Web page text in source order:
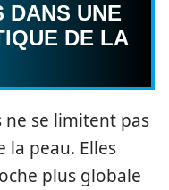
DANS UNE
DE LA
ne se limitent pas
la peau. Elles
plus globale